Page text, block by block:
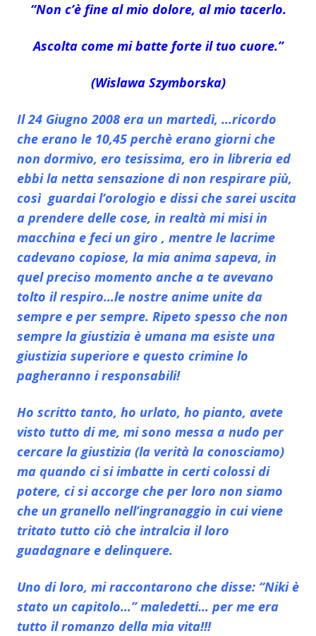
“Non c’è fine al mio dolore, al mio tacerlo.
Ascolta come mi batte forte il tuo cuore.”
(Wislawa Szymborska)
Il 24 Giugno 2008 era un martedì, …ricordo
che erano le 10,45 perchè erano giorni che
non dormivo, ero tesissima, ero in libreria ed
ebbi la netta sensazione di non respirare più,
così guardai l’orologio e dissi che sarei uscita
a prendere delle cose, in realtà mi misi in
macchina e feci un giro , mentre le lacrime
cadevano copiose, la mia anima sapeva, in
quel preciso momento anche a te avevano
tolto il respiro…le nostre anime unite da
sempre e per sempre. Ripeto spesso che non
sempre la giustizia è umana ma esiste una
giustizia superiore e questo crimine lo
pagheranno i responsabili!
Ho scritto tanto, ho urlato, ho pianto, avete
visto tutto di me, mi sono messa a nudo per
cercare la giustizia (la verità la conosciamo)
ma quando ci si imbatte in certi colossi di
potere, ci si accorge che per loro non siamo
che un granello nell’ingranaggio in cui viene
tritato tutto ciò che intralcia il loro
guadagnare e delinquere.
Uno di loro, mi raccontarono che disse: “Niki è
stato un capitolo…” maledetti… per me era
tutto il romanzo della mia vita!!!